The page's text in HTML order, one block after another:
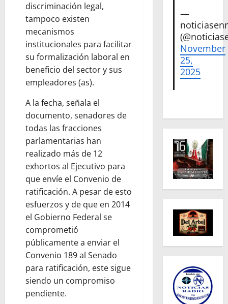
discriminación legal,
tampoco existen
mecanismos
institucionales para facilitar
su formalización laboral en
beneficio del sector y sus
empleadores (as).
A la fecha, señala el
documento, senadores de
todas las fracciones
parlamentarias han
realizado más de 12
exhortos al Ejecutivo para
que envíe el Convenio de
ratificación. A pesar de esto
esfuerzos y de que en 2014
el Gobierno Federal se
comprometió
públicamente a enviar el
Convenio 189 al Senado
para ratificación, este sigue
siendo un compromiso
pendiente.
—
November
25,
2025